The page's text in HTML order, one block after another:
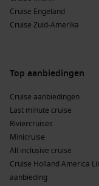
Populaire
Een cruise naar
Zuidoost-Azië
:
meest diverse
ideaal voor
Indonesië: Met
ongelooflijke
Sumatra
voor
Cruise Engeland
Cruise Zuid-Amerika
Top aanbiedingen
Cruise aanbiedingen
Last minute cruise
Riviercruises
Minicruise
All inclusive cruise
Cruise Holland America
aanbieding